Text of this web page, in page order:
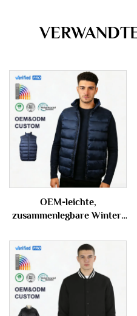
OEM-leichte,
zusammenlegbare Winter-